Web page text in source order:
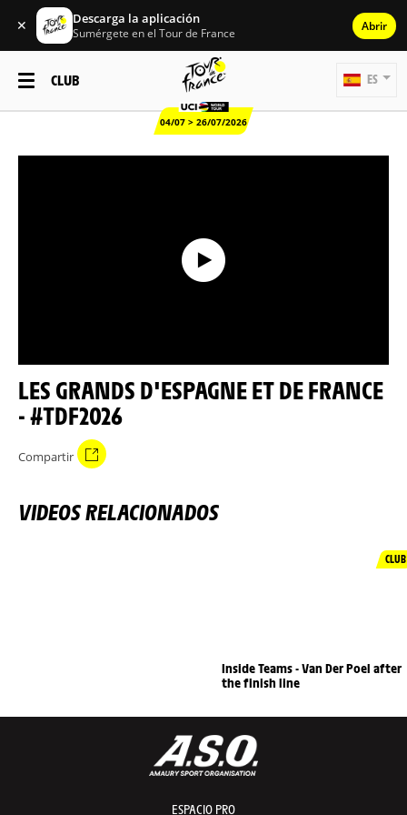
✕ Descarga la aplicación
Sumérgete en el Tour de France Abrir
CLUB
04/07 > 26/07/2026
ES
LES GRANDS D'ESPAGNE ET DE FRANCE
- #TDF2026
Compartir
VIDEOS RELACIONADOS
CLUB
Inside Teams - Van Der Poel after
the finish line
ESPACIO PRO